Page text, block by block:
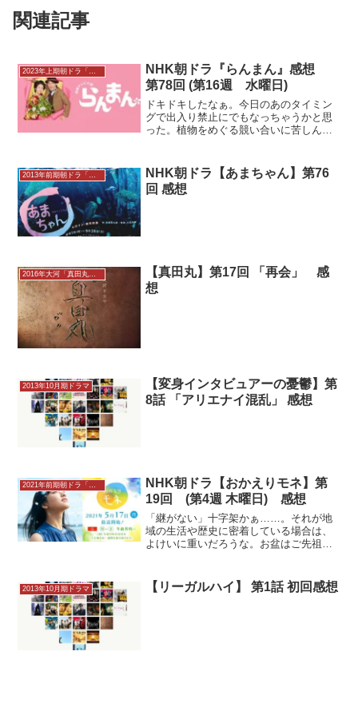
関連記事
NHK朝ドラ『らんまん』感想
第78回 (第16週 水曜日)
ドキドキしたなぁ。今日のあのタイミン
グで出入り禁止にでもなっちゃうかと思
った。植物をめぐる競い合いに苦しんで
少し休んで、自分に合ったやり方を探し
てみてはどうかと伝える。...
2013年前期朝ドラ「あまちゃん」
NHK朝ドラ【あまちゃん】第76
回 感想
2016年大河「真田丸」感想
【真田丸】第17回 「再会」 感
想
2013年10月期ドラマ
【変身インタビュアーの憂鬱】第
8話 「アリエナイ混乱」 感想
NHK朝ドラ【おかえりモネ】第
19回 (第4週 木曜日) 感想
「継がない」十字架かぁ……。それが地
域の生活や歴史に密着している場合は、
よけいに重いだろうな。お盆はご先祖様
（清原果耶）たちが浜へ向かうと、明日
美（恒松祐里）や悠人（髙田...
2013年10月期ドラマ 【リーガルハイ】 第1話 初回感想